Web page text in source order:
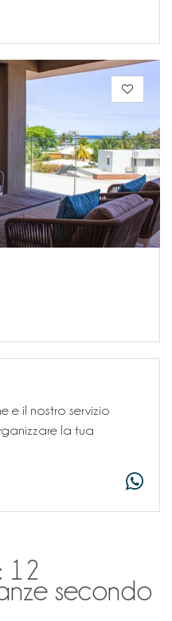
e il nostro servizio
la tua
12
secondo